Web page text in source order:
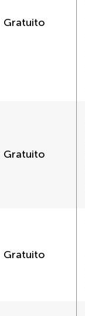
Gratuito
Gratuito
Gratuito